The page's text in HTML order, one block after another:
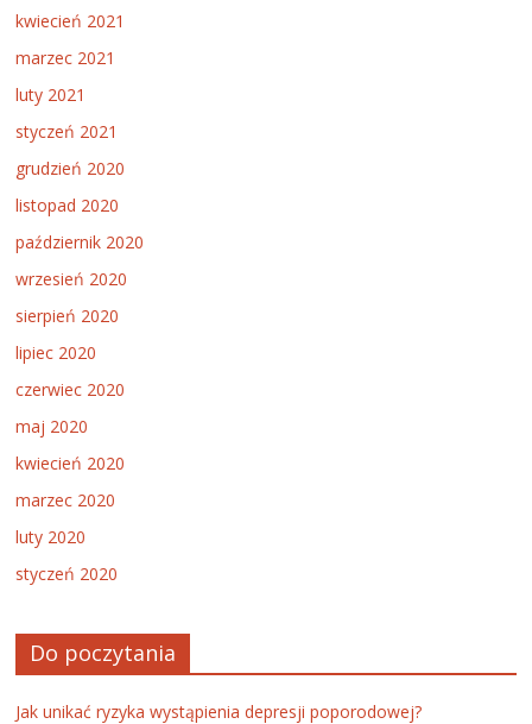
kwiecień 2021
marzec 2021
luty 2021
styczeń 2021
grudzień 2020
listopad 2020
październik 2020
wrzesień 2020
sierpień 2020
lipiec 2020
czerwiec 2020
maj 2020
kwiecień 2020
marzec 2020
luty 2020
styczeń 2020
Do poczytania
Jak unikać ryzyka wystąpienia depresji poporodowej?